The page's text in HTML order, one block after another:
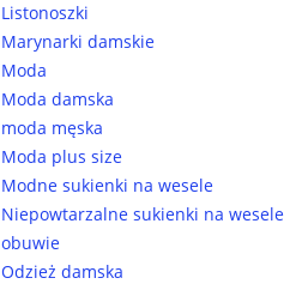
Listonoszki
Marynarki damskie
Moda
Moda damska
moda męska
Moda plus size
Modne sukienki na wesele
Niepowtarzalne sukienki na wesele
obuwie
Odzież damska